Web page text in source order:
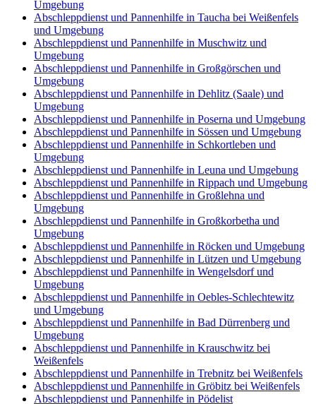
Umgebung
Abschleppdienst und Pannenhilfe in Taucha bei Weißenfels
und Umgebung
Abschleppdienst und Pannenhilfe in Muschwitz und
Umgebung
Abschleppdienst und Pannenhilfe in Großgörschen und
Umgebung
Abschleppdienst und Pannenhilfe in Dehlitz (Saale) und
Umgebung
Abschleppdienst und Pannenhilfe in Poserna und Umgebung
Abschleppdienst und Pannenhilfe in Sössen und Umgebung
Abschleppdienst und Pannenhilfe in Schkortleben und
Umgebung
Abschleppdienst und Pannenhilfe in Leuna und Umgebung
Abschleppdienst und Pannenhilfe in Rippach und Umgebung
Abschleppdienst und Pannenhilfe in Großlehna und
Umgebung
Abschleppdienst und Pannenhilfe in Großkorbetha und
Umgebung
Abschleppdienst und Pannenhilfe in Röcken und Umgebung
Abschleppdienst und Pannenhilfe in Lützen und Umgebung
Abschleppdienst und Pannenhilfe in Wengelsdorf und
Umgebung
Abschleppdienst und Pannenhilfe in Oebles-Schlechtewitz
und Umgebung
Abschleppdienst und Pannenhilfe in Bad Dürrenberg und
Umgebung
Abschleppdienst und Pannenhilfe in Krauschwitz bei
Weißenfels
Abschleppdienst und Pannenhilfe in Trebnitz bei Weißenfels
Abschleppdienst und Pannenhilfe in Gröbitz bei Weißenfels
Abschleppdienst und Pannenhilfe in Pödelist